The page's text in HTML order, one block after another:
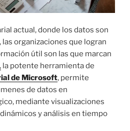
actual, donde los datos son
organizaciones que logran
útil son las que marcan
, la potente herramienta de
de Microsoft, permite
de datos en
mediante visualizaciones
y análisis en tiempo